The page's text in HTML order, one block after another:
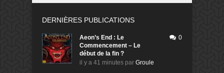
DERNIÈRES PUBLICATIONS
Aeon’s End : Le
Commencement – Le
début de la fin ?
il y a 41 minutes par Groule
0